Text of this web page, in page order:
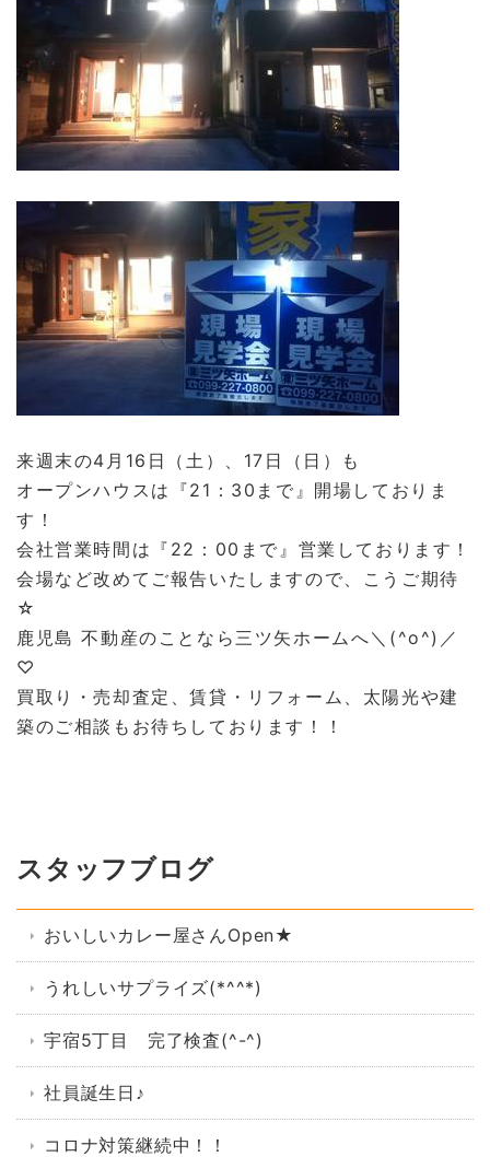
来週末の4月16日（土）、17日（日）も
オープンハウスは『21：30まで』開場しておりま
す！
会社営業時間は『22：00まで』営業しております！
会場など改めてご報告いたしますので、こうご期待
☆
鹿児島 不動産のことなら三ツ矢ホームへ＼(^o^)／
♡
買取り・売却査定、賃貸・リフォーム、太陽光や建
築のご相談もお待ちしております！！
スタッフブログ
おいしいカレー屋さんOpen★
うれしいサプライズ(*^^*)
宇宿5丁目 完了検査(^-^)
社員誕生日♪
コロナ対策継続中！！